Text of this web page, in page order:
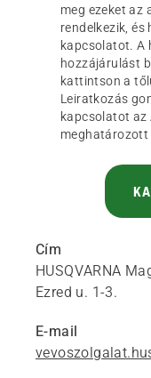
meg ezeket az
rendelkezik, és
kapcsolatot. A
hozzájárulást
kattintson a
Leiratkozás
kapcsolatot az
meghatározott
Cím
HUSQVARNA
Ezred u. 1-3.
E-mail